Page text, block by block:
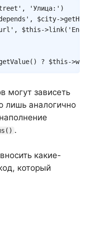
, 'Улица:' )
, $city->
, $this->link(
( ) ? $this->
Copy
могут зависеть
лишь аналогично
.
какие-
который